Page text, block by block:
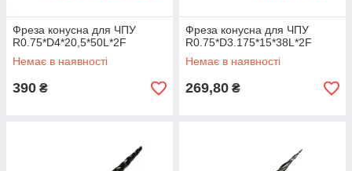
Фреза конусна для ЧПУ
R0.75*D4*20,5*50L*2F
Немає в наявності
390 ₴
Фреза конусна для ЧПУ
R0.75*D3.175*15*38L*2F
Немає в наявності
269,80 ₴